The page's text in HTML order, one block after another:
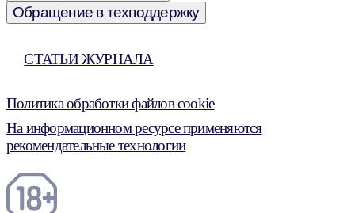
Обращение в техподдержку
СТАТЬИ ЖУРНАЛА
Политика обработки файлов cookie
На информационном ресурсе применяются
рекомендательные технологии